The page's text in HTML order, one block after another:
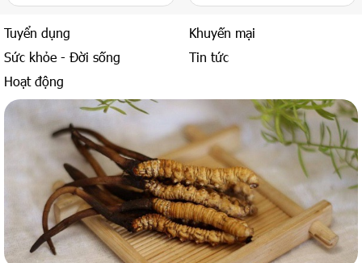
Tuyển dụng
Khuyến mại
Sức khỏe - Đời sống
Tin tức
Hoạt động